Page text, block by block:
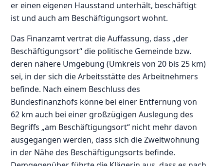
er einen eigenen Hausstand unterhält, beschäftigt
ist und auch am Beschäftigungsort wohnt.
Das Finanzamt vertrat die Auffassung, dass „der
Beschäftigungsort“ die politische Gemeinde bzw.
deren nähere Umgebung (Umkreis von 20 bis 25 km)
sei, in der sich die Arbeitsstätte des Arbeitnehmers
befinde. Nach einem Beschluss des
Bundesfinanzhofs könne bei einer Entfernung von
62 km auch bei einer großzügigen Auslegung des
Begriffs „am Beschäftigungsort“ nicht mehr davon
ausgegangen werden, dass sich die Zweitwohnung
in der Nähe des Beschäftigungsorts befinde.